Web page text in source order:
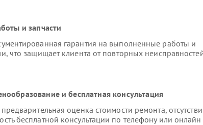
и запчасти
гарантия на выполненные работы и
что защищает клиента от повторных
и бесплатная консультация
оценка стоимости ремонта,
бесплатной консультации по телефону или онлайн